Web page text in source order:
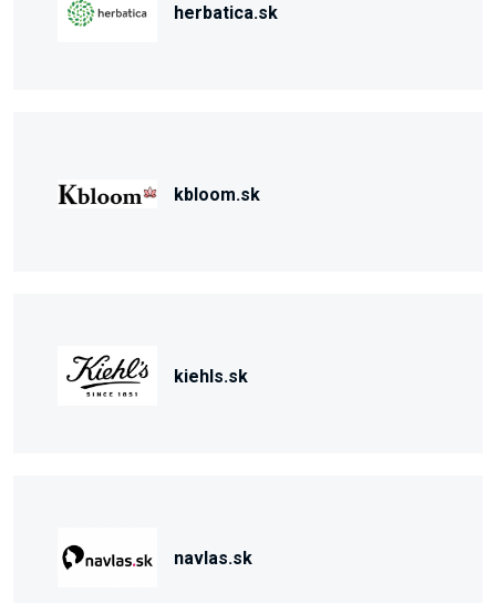
herbatica.sk
kbloom.sk
kiehls.sk
navlas.sk